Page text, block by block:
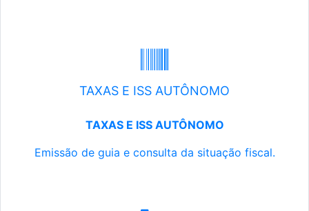
TAXAS E ISS AUTÔNOMO
TAXAS E ISS AUTÔNOMO
Emissão de guia e consulta da situação fiscal.